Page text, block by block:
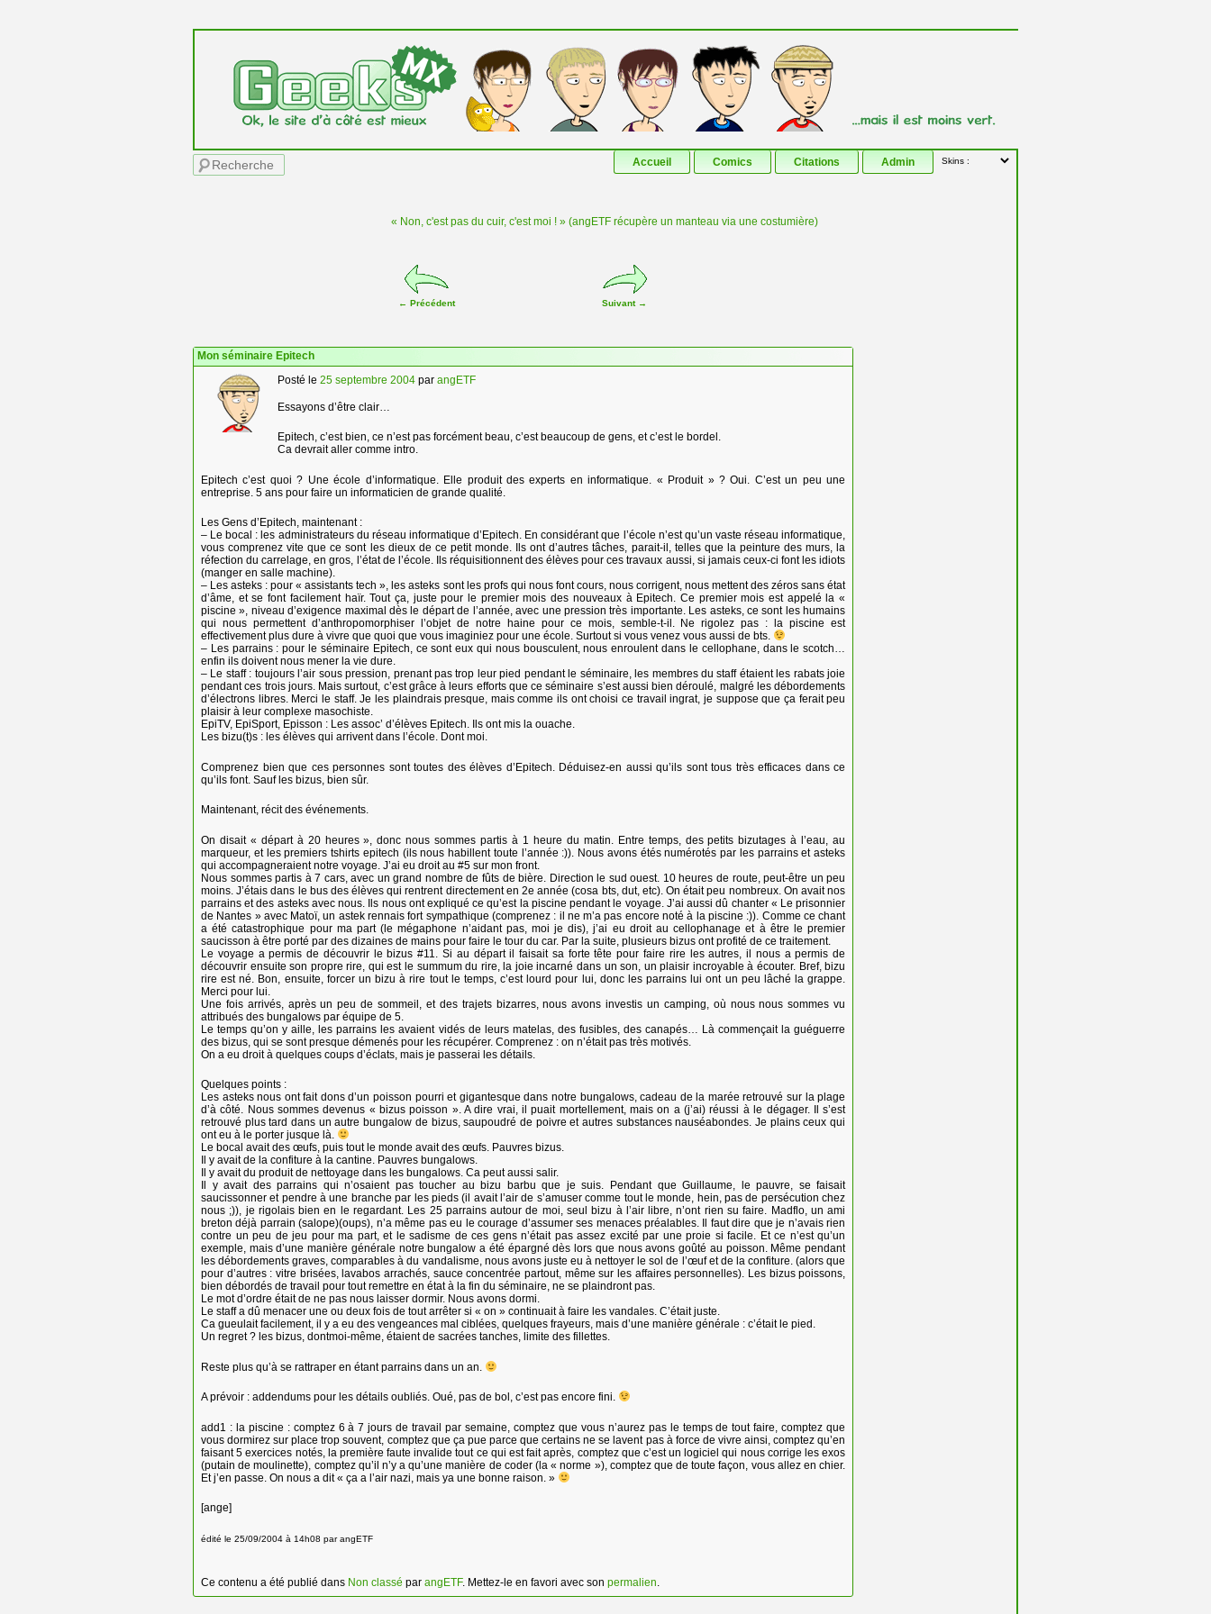
Recherche
Menu principal Aller au contenu principal
Aller au contenu secondaire
Accueil Comics Citations Admin
« Non, c'est pas du cuir, c'est moi ! » (angETF récupère un manteau via une costumière)
← Précédent Suivant →
Mon séminaire Epitech
Posté le 25 septembre 2004 par angETF
Essayons d’être clair…
Epitech, c’est bien, ce n’est pas forcément beau, c’est beaucoup de gens, et c’est le bordel.
Ca devrait aller comme intro.
Epitech c’est quoi ? Une école d’informatique. Elle produit des experts en informatique. « Produit » ? Oui. C’est un peu une
entreprise. 5 ans pour faire un informaticien de grande qualité.
Les Gens d’Epitech, maintenant :
– Le bocal : les administrateurs du réseau informatique d’Epitech. En considérant que l’école n’est qu’un vaste réseau informatique,
vous comprenez vite que ce sont les dieux de ce petit monde. Ils ont d’autres tâches, parait-il, telles que la peinture des murs, la
réfection du carrelage, en gros, l’état de l’école. Ils réquisitionnent des élèves pour ces travaux aussi, si jamais ceux-ci font les idiots
(manger en salle machine).
– Les asteks : pour « assistants tech », les asteks sont les profs qui nous font cours, nous corrigent, nous mettent des zéros sans état
d’âme, et se font facilement haïr. Tout ça, juste pour le premier mois des nouveaux à Epitech. Ce premier mois est appelé la «
piscine », niveau d’exigence maximal dès le départ de l’année, avec une pression très importante. Les asteks, ce sont les humains
qui nous permettent d’anthropomorphiser l’objet de notre haine pour ce mois, semble-t-il. Ne rigolez pas : la piscine est
effectivement plus dure à vivre que quoi que vous imaginiez pour une école. Surtout si vous venez vous aussi de bts.
– Les parrains : pour le séminaire Epitech, ce sont eux qui nous bousculent, nous enroulent dans le cellophane, dans le scotch…
enfin ils doivent nous mener la vie dure.
– Le staff : toujours l’air sous pression, prenant pas trop leur pied pendant le séminaire, les membres du staff étaient les rabats joie
pendant ces trois jours. Mais surtout, c’est grâce à leurs efforts que ce séminaire s’est aussi bien déroulé, malgré les débordements
d’électrons libres. Merci le staff. Je les plaindrais presque, mais comme ils ont choisi ce travail ingrat, je suppose que ça ferait peu
plaisir à leur complexe masochiste.
EpiTV, EpiSport, Episson : Les assoc’ d’élèves Epitech. Ils ont mis la ouache.
Les bizu(t)s : les élèves qui arrivent dans l’école. Dont moi.
Comprenez bien que ces personnes sont toutes des élèves d’Epitech. Déduisez-en aussi qu’ils sont tous très efficaces dans ce
qu’ils font. Sauf les bizus, bien sûr.
Maintenant, récit des événements.
On disait « départ à 20 heures », donc nous sommes partis à 1 heure du matin. Entre temps, des petits bizutages à l’eau, au
marqueur, et les premiers tshirts epitech (ils nous habillent toute l’année :)). Nous avons étés numérotés par les parrains et asteks
qui accompagneraient notre voyage. J’ai eu droit au #5 sur mon front.
Nous sommes partis à 7 cars, avec un grand nombre de fûts de bière. Direction le sud ouest. 10 heures de route, peut-être un peu
moins. J’étais dans le bus des élèves qui rentrent directement en 2e année (cosa bts, dut, etc). On était peu nombreux. On avait nos
parrains et des asteks avec nous. Ils nous ont expliqué ce qu’est la piscine pendant le voyage. J’ai aussi dû chanter « Le prisonnier
de Nantes » avec Matoï, un astek rennais fort sympathique (comprenez : il ne m’a pas encore noté à la piscine :)). Comme ce chant
a été catastrophique pour ma part (le mégaphone n’aidant pas, moi je dis), j’ai eu droit au cellophanage et à être le premier
saucisson à être porté par des dizaines de mains pour faire le tour du car. Par la suite, plusieurs bizus ont profité de ce traitement.
Le voyage a permis de découvrir le bizus #11. Si au départ il faisait sa forte tête pour faire rire les autres, il nous a permis de
découvrir ensuite son propre rire, qui est le summum du rire, la joie incarné dans un son, un plaisir incroyable à écouter. Bref, bizu
rire est né. Bon, ensuite, forcer un bizu à rire tout le temps, c’est lourd pour lui, donc les parrains lui ont un peu lâché la grappe.
Merci pour lui.
Une fois arrivés, après un peu de sommeil, et des trajets bizarres, nous avons investis un camping, où nous nous sommes vu
attribués des bungalows par équipe de 5.
Le temps qu’on y aille, les parrains les avaient vidés de leurs matelas, des fusibles, des canapés… Là commençait la guéguerre
des bizus, qui se sont presque démenés pour les récupérer. Comprenez : on n’était pas très motivés.
On a eu droit à quelques coups d’éclats, mais je passerai les détails.
Quelques points :
Les asteks nous ont fait dons d’un poisson pourri et gigantesque dans notre bungalows, cadeau de la marée retrouvé sur la plage
d’à côté. Nous sommes devenus « bizus poisson ». A dire vrai, il puait mortellement, mais on a (j’ai) réussi à le dégager. Il s’est
retrouvé plus tard dans un autre bungalow de bizus, saupoudré de poivre et autres substances nauséabondes. Je plains ceux qui
ont eu à le porter jusque là.
Le bocal avait des œufs, puis tout le monde avait des œufs. Pauvres bizus.
Il y avait de la confiture à la cantine. Pauvres bungalows.
Il y avait du produit de nettoyage dans les bungalows. Ca peut aussi salir.
Il y avait des parrains qui n’osaient pas toucher au bizu barbu que je suis. Pendant que Guillaume, le pauvre, se faisait
saucissonner et pendre à une branche par les pieds (il avait l’air de s’amuser comme tout le monde, hein, pas de persécution chez
nous ;)), je rigolais bien en le regardant. Les 25 parrains autour de moi, seul bizu à l’air libre, n’ont rien su faire. Madflo, un ami
breton déjà parrain (salope)(oups), n’a même pas eu le courage d’assumer ses menaces préalables. Il faut dire que je n’avais rien
contre un peu de jeu pour ma part, et le sadisme de ces gens n’était pas assez excité par une proie si facile. Et ce n’est qu’un
exemple, mais d’une manière générale notre bungalow a été épargné dès lors que nous avons goûté au poisson. Même pendant
les débordements graves, comparables à du vandalisme, nous avons juste eu à nettoyer le sol de l’œuf et de la confiture. (alors que
pour d’autres : vitre brisées, lavabos arrachés, sauce concentrée partout, même sur les affaires personnelles). Les bizus poissons,
bien débordés de travail pour tout remettre en état à la fin du séminaire, ne se plaindront pas.
Le mot d’ordre était de ne pas nous laisser dormir. Nous avons dormi.
Le staff a dû menacer une ou deux fois de tout arrêter si « on » continuait à faire les vandales. C’était juste.
Ca gueulait facilement, il y a eu des vengeances mal ciblées, quelques frayeurs, mais d’une manière générale : c’était le pied.
Un regret ? les bizus, dontmoi-même, étaient de sacrées tanches, limite des fillettes.
Reste plus qu’à se rattraper en étant parrains dans un an.
A prévoir : addendums pour les détails oubliés. Oué, pas de bol, c’est pas encore fini.
add1 : la piscine : comptez 6 à 7 jours de travail par semaine, comptez que vous n’aurez pas le temps de tout faire, comptez que
vous dormirez sur place trop souvent, comptez que ça pue parce que certains ne se lavent pas à force de vivre ainsi, comptez qu’en
faisant 5 exercices notés, la première faute invalide tout ce qui est fait après, comptez que c’est un logiciel qui nous corrige les exos
(putain de moulinette), comptez qu’il n’y a qu’une manière de coder (la « norme »), comptez que de toute façon, vous allez en chier.
Et j’en passe. On nous a dit « ça a l’air nazi, mais ya une bonne raison. »
[ange]
édité le 25/09/2004 à 14h08 par angETF
Ce contenu a été publié dans Non classé par angETF. Mettez-le en favori avec son permalien.